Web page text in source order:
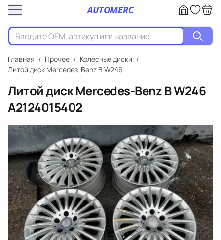
AUTOMERC
Главная / Прочее / Колесные диски /
Литой диск Mercedes-Benz B W246
Литой диск Mercedes-Benz B W246
A2124015402